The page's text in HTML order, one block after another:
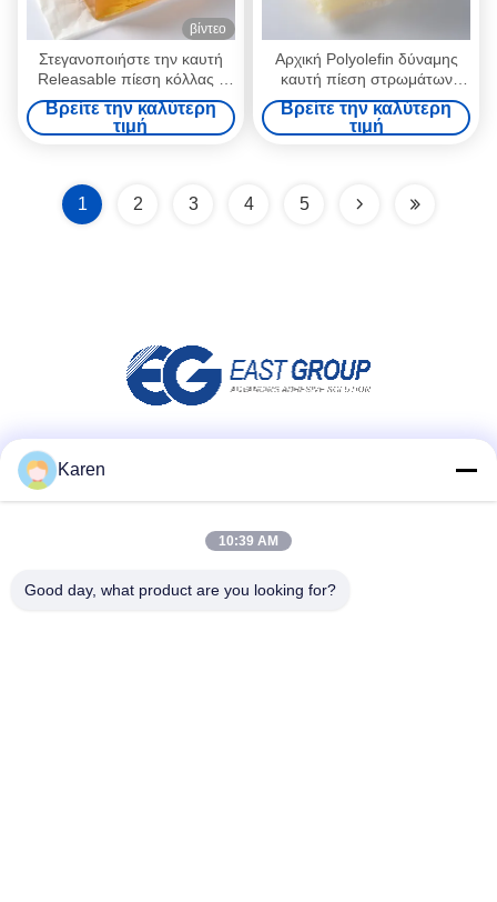
βίντεο
Στεγανοποιήστε την καυτή
Releasable πίεση κόλλας -
ευαίσθητη κόλλα για το
τρισδιάστατο έγγραφο
διακοσμήσεων τοίχων
Βρείτε την καλύτερη
τιμή
Αρχική Polyolefin δύναμης
καυτή πίεση στρωμάτων
λειωμένων μετάλλων
συγκολλητική - ευαίσθητη
κόλλα
Βρείτε την καλύτερη
τιμή
1 2 3 4 5
Karen
10:39 AM
Good day, what product are you looking for?